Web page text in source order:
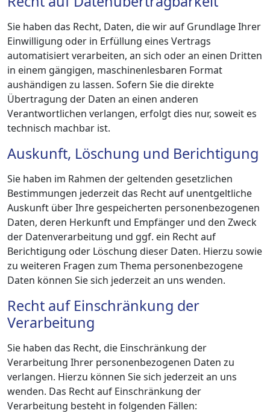
Sie haben das Recht, Daten, die wir auf Grundlage Ihrer
Einwilligung oder in Erfüllung eines Vertrags
automatisiert verarbeiten, an sich oder an einen Dritten
in einem gängigen, maschinenlesbaren Format
aushändigen zu lassen. Sofern Sie die direkte
Übertragung der Daten an einen anderen
Verantwortlichen verlangen, erfolgt dies nur, soweit es
technisch machbar ist.
Auskunft, Löschung und Berichtigung
Sie haben im Rahmen der geltenden gesetzlichen
Bestimmungen jederzeit das Recht auf unentgeltliche
Auskunft über Ihre gespeicherten personenbezogenen
Daten, deren Herkunft und Empfänger und den Zweck
der Datenverarbeitung und ggf. ein Recht auf
Berichtigung oder Löschung dieser Daten. Hierzu sowie
zu weiteren Fragen zum Thema personenbezogene
Daten können Sie sich jederzeit an uns wenden.
Recht auf Einschränkung der
Verarbeitung
Sie haben das Recht, die Einschränkung der
Verarbeitung Ihrer personenbezogenen Daten zu
verlangen. Hierzu können Sie sich jederzeit an uns
wenden. Das Recht auf Einschränkung der
Verarbeitung besteht in folgenden Fällen: